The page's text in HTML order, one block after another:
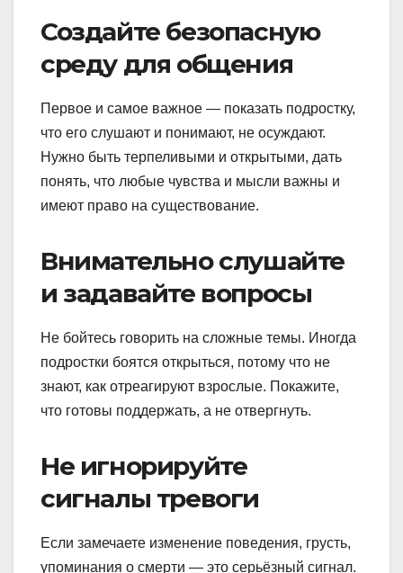
Создайте безопасную
среду для общения
Первое и самое важное — показать подростку,
что его слушают и понимают, не осуждают.
Нужно быть терпеливыми и открытыми, дать
понять, что любые чувства и мысли важны и
имеют право на существование.
Внимательно слушайте
и задавайте вопросы
Не бойтесь говорить на сложные темы. Иногда
подростки боятся открыться, потому что не
знают, как отреагируют взрослые. Покажите,
что готовы поддержать, а не отвергнуть.
Не игнорируйте
сигналы тревоги
Если замечаете изменение поведения, грусть,
упоминания о смерти — это серьёзный сигнал.